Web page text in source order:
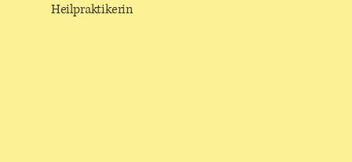
Heilpraktikerin